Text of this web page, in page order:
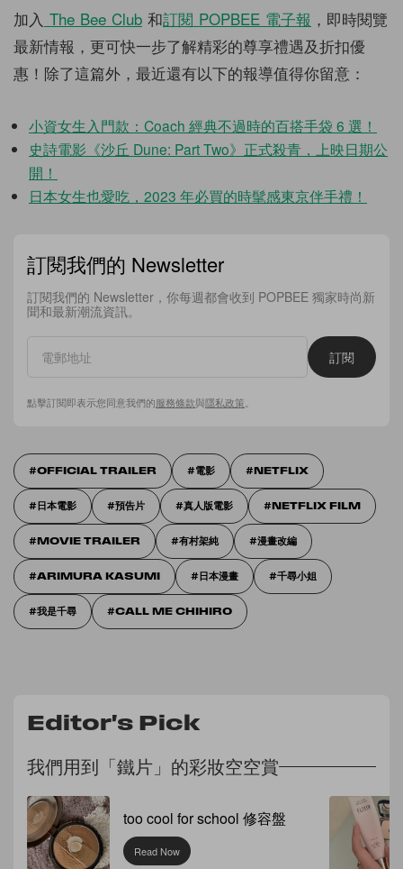
加入 The Bee Club 和訂閱 POPBEE 電子報 ，即時閱覽
最新情報，更可快一步了解精彩的尊享禮遇及折扣優
惠！除了這篇外，最近還有以下的報導值得你留意：
小資女生入門款：Coach 經典不過時的百搭手袋 6 選！
史詩電影《沙丘 Dune: Part Two》正式殺青，上映日期公
開！
日本女生也愛吃，2023 年必買的時髦感東京伴手禮！
訂閱我們的 Newsletter
訂閱我們的 Newsletter，你每週都會收到 POPBEE 獨家時尚新
聞和最新潮流資訊。
訂閱
點擊訂閱即表示您同意我們的服務條款與隱私政策。
OFFICIAL TRAILER 電影 NETFLIX
日本電影 預告片 真人版電影 NETFLIX FILM
MOVIE TRAILER 有村架純 漫畫改編
ARIMURA KASUMI 日本漫畫 千尋小姐
我是千尋 CALL ME CHIHIRO
Editor's Pick
我們用到「鐵片」的彩妝空空賞
too cool for school 修容盤
Read Now